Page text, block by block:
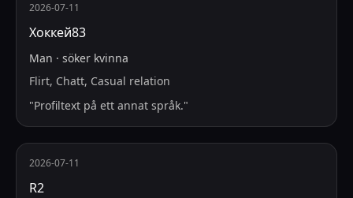
2026-07-11
Хоккей83
Man · söker kvinna
Flirt, Chatt, Casual relation
"Profiltext på ett annat språk."
2026-07-11
R2